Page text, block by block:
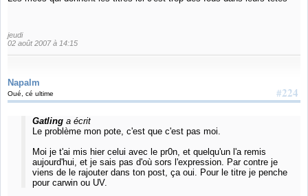
jeudi
02 août 2007 à 14:15
Napalm
#224
Oué, cé ultime
Gatlinga écrit
Le problème mon pote, c'est que c'est pas moi.
Moi je t'ai mis hier celui avec le pr0n, et quelqu'un l'a remis
aujourd'hui, et je sais pas d'où sors l'expression. Par contre je
viens de le rajouter dans ton post, ça oui. Pour le titre je penche
pour carwin ou UV.